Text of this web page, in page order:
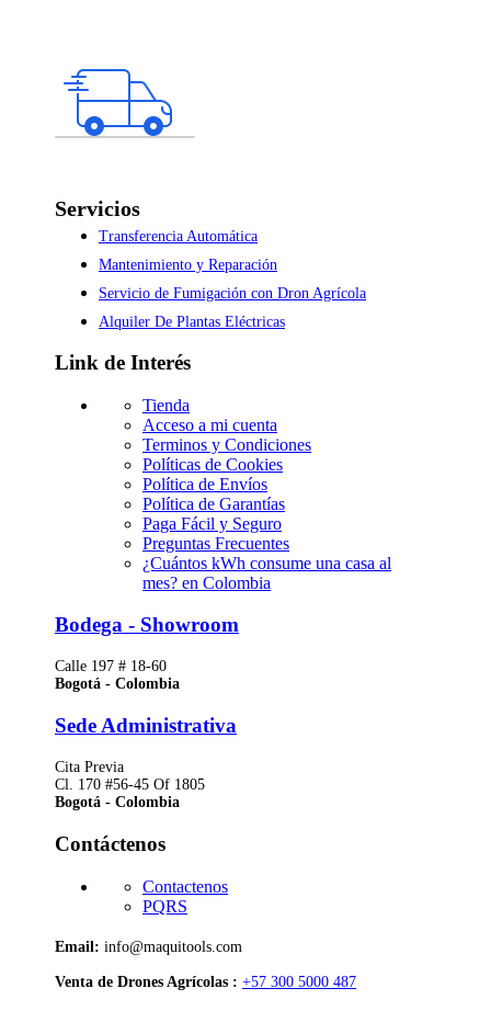
Servicios
Transferencia Automática
Mantenimiento y Reparación
Servicio de Fumigación con Dron Agrícola
Alquiler De Plantas Eléctricas
Link de Interés
Tienda
Acceso a mi cuenta
Terminos y Condiciones
Políticas de Cookies
Política de Envíos
Política de Garantías
Paga Fácil y Seguro
Preguntas Frecuentes
¿Cuántos kWh consume una casa al
mes? en Colombia
Bodega - Showroom
Calle 197 # 18-60
Bogotá - Colombia
Sede Administrativa
Cita Previa
Cl. 170 #56-45 Of 1805
Bogotá - Colombia
Contáctenos
Contactenos
PQRS
Email: info@maquitools.com
Venta de Drones Agrícolas : +57 300 5000 487